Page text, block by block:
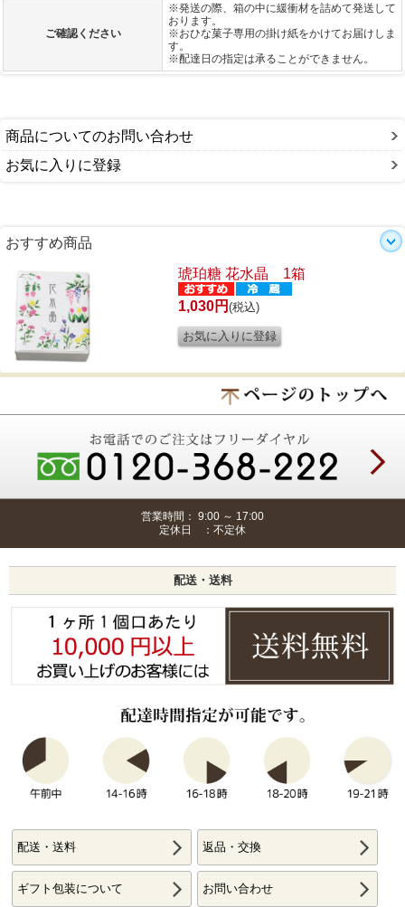
ご確認ください
※発送の際、箱の中に緩衝材を詰めて発送して
おります。
※おひな菓子専用の掛け紙をかけてお届けしま
す。
※配達日の指定は承ることができません。
商品についてのお問い合わせ
お気に入りに登録
おすすめ商品
琥珀糖 花水晶 1箱
1,030円 (税込)
営業時間： 9:00 ～ 17:00
定休日 ：不定休
配送・送料
配送・送料 返品・交換
ギフト包装について お問い合わせ